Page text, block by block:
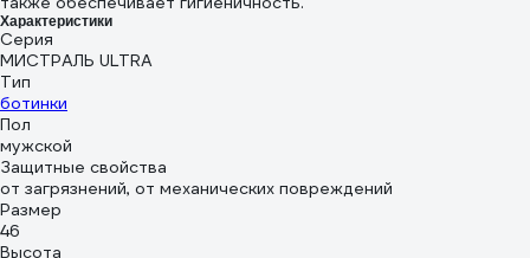
Характеристики
Серия
МИСТРАЛЬ ULTRA
Тип
ботинки
Пол
мужской
Защитные свойства
от загрязнений, от механических повреждений
Размер
46
Высота